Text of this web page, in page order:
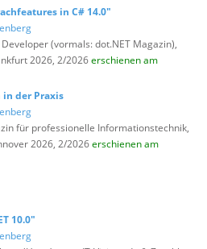
in C# 14.0"
Developer (vormals: dot.NET Magazin),
2026, 2/2026erschienen am
in der Praxis
für professionelle Informationstechnik,
2026, 2/2026erschienen am
10.0"